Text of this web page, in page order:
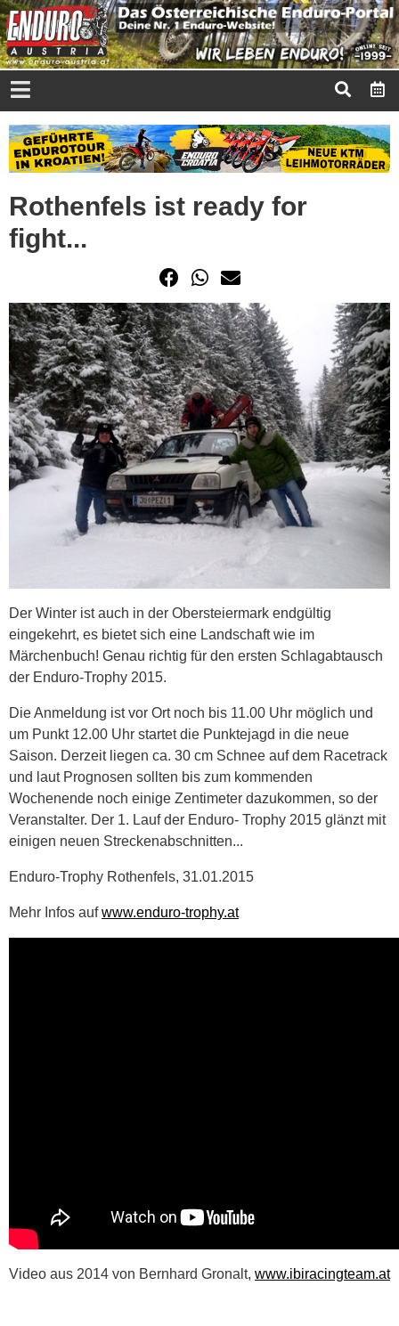
Rothenfels ist ready for
fight...
Der Winter ist auch in der Obersteiermark endgültig
eingekehrt, es bietet sich eine Landschaft wie im
Märchenbuch! Genau richtig für den ersten Schlagabtausch
der Enduro-Trophy 2015.
Die Anmeldung ist vor Ort noch bis 11.00 Uhr möglich und
um Punkt 12.00 Uhr startet die Punktejagd in die neue
Saison. Derzeit liegen ca. 30 cm Schnee auf dem Racetrack
und laut Prognosen sollten bis zum kommenden
Wochenende noch einige Zentimeter dazukommen, so der
Veranstalter. Der 1. Lauf der Enduro- Trophy 2015 glänzt mit
einigen neuen Streckenabschnitten...
Enduro-Trophy Rothenfels, 31.01.2015
Mehr Infos aufwww.enduro-trophy.at
Video aus 2014 von Bernhard Gronalt, www.ibiracingteam.at